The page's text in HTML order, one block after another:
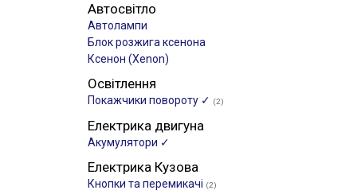
Автосвітло
Автолампи
Блок розжига ксенона
Ксенон (Xenon)
Освітлення
Покажчики повороту ✓ (2)
Електрика двигуна
Акумулятори ✓
Електрика Кузова
Кнопки та перемикачі (2)